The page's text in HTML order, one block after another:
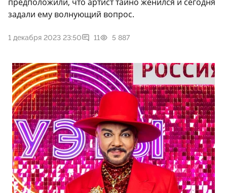
задали ему волнующий вопрос.
1 декабря 2023 23:50 11 5 887